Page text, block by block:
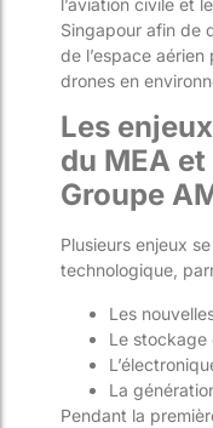
l’aviation civile et
Singapour afin de
de l’espace
drones en
Les
du MEA
Groupe
Plusieurs enjeux
technologique,
Les
Le stockage
La
Pendant la